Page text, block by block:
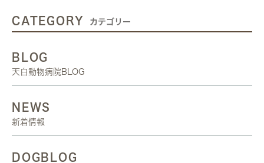
CATEGORY カテゴリー
BLOG
天白動物病院BLOG
NEWS
新着情報
DOGBLOG